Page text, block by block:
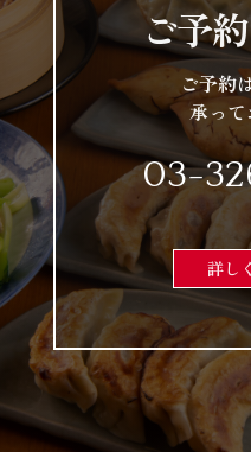
ご予
ご予約
承って
03-
詳し